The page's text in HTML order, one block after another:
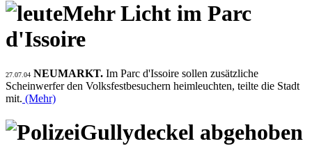
Mehr Licht im Parc
d'Issoire
27.07.04 NEUMARKT. Im Parc d'Issoire sollen zusätzliche
Scheinwerfer den Volksfestbesuchern heimleuchten, teilte die Stadt
mit. (Mehr)
Gullydeckel abgehoben